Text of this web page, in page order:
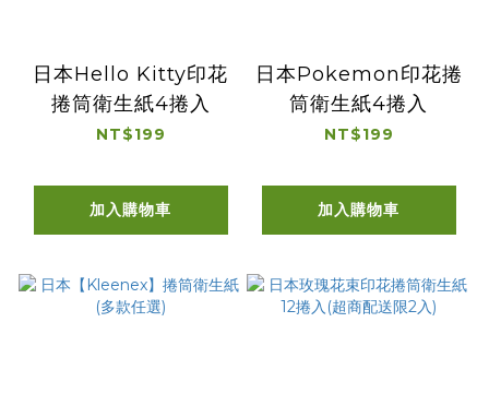
日本Hello Kitty印花
捲筒衛生紙4捲入
NT$199
加入購物車
日本Pokemon印花捲
筒衛生紙4捲入
NT$199
加入購物車